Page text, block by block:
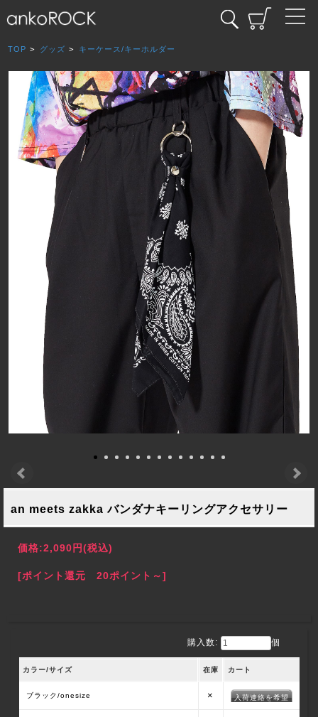
TOP > グッズ > キーケース/キーホルダー
an meets zakka バンダナキーリングアクセサリー
価格:2,090円(税込)
[ポイント還元 20ポイント～]
購入数: 個
カラー/サイズ 在庫 カート
ブラック/onesize × 入荷連絡を希望